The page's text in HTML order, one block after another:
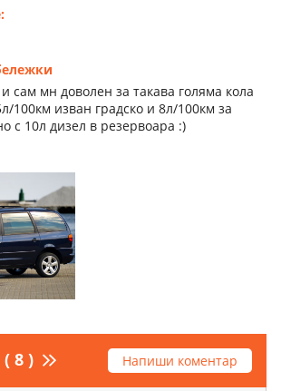
сам мн доволен за такава голяма кола
100км изван градско и 8л/100км за
с 10л дизел в резервоара :)
8 ) Напиши коментар